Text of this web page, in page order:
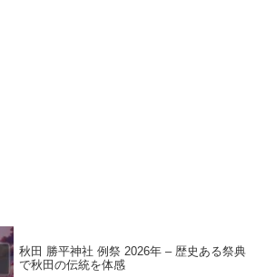
秋田 勝平神社 例祭 2026年 – 歴史ある祭典
で秋田の伝統を体感